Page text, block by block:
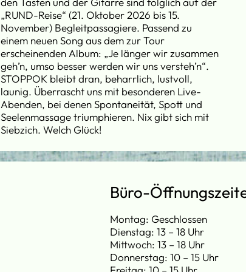
„RUND-Reise“ (21. Oktober 2026 bis 15.
November) Begleitpassagiere. Passend zu
einem neuen Song aus dem zur Tour
erscheinenden Album: „Je länger wir zusammen
geh’n, umso besser werden wir uns versteh’n“.
STOPPOK bleibt dran, beharrlich, lustvoll,
launig. Überrascht uns mit besonderen Live-
Abenden, bei denen Spontaneität, Spott und
Seelenmassage triumphieren. Nix gibt sich mit
Siebzich. Welch Glück!
Büro-
Montag: Geschlossen
Dienstag: 13 – 18 Uhr
Mittwoch: 13 – 18 Uhr
Donnerstag: 10 – 15 Uhr